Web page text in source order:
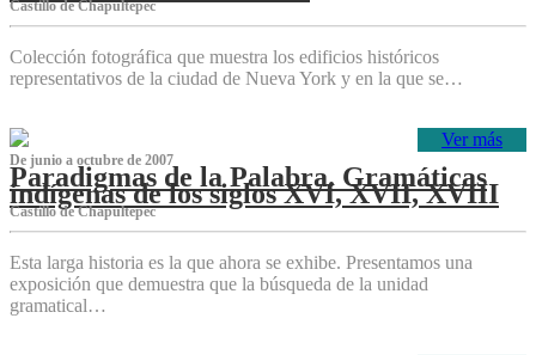
Castillo de Chapultepec
Colección fotográfica que muestra los edificios históricos
representativos de la ciudad de Nueva York y en la que se…
Ver más
De junio a octubre de 2007
Paradigmas de la Palabra. Gramáticas
indígenas de los siglos XVI, XVII, XVIII
Castillo de Chapultepec
Esta larga historia es la que ahora se exhibe. Presentamos una
exposición que demuestra que la búsqueda de la unidad
gramatical…